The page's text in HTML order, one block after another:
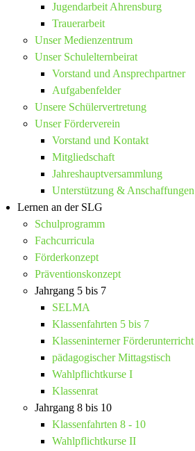
Jugendarbeit Ahrensburg
Trauerarbeit
Unser Medienzentrum
Unser Schulelternbeirat
Vorstand und Ansprechpartner
Aufgabenfelder
Unsere Schülervertretung
Unser Förderverein
Vorstand und Kontakt
Mitgliedschaft
Jahreshauptversammlung
Unterstützung & Anschaffungen
Lernen an der SLG
Schulprogramm
Fachcurricula
Förderkonzept
Präventionskonzept
Jahrgang 5 bis 7
SELMA
Klassenfahrten 5 bis 7
Klasseninterner Förderunterricht
pädagogischer Mittagstisch
Wahlpflichtkurse I
Klassenrat
Jahrgang 8 bis 10
Klassenfahrten 8 - 10
Wahlpflichtkurse II